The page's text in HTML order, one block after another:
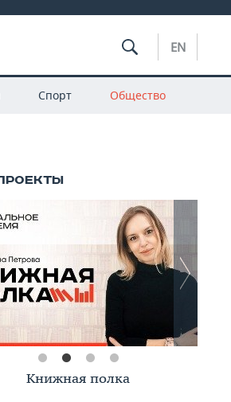
EN
Спорт Общество
Книжная полка